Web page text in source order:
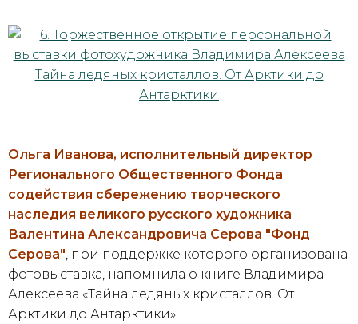
Ольга Иванова, исполнительный директор
Регионального Общественного Фонда
содействия сбережению творческого
наследия великого русского художника
Валентина Александровича Серова "Фонд
Серова", при поддержке которого организована
фотовыставка, напомнила о книге Владимира
Алексеева «Тайна ледяных кристаллов. От
Арктики до Антарктики»: